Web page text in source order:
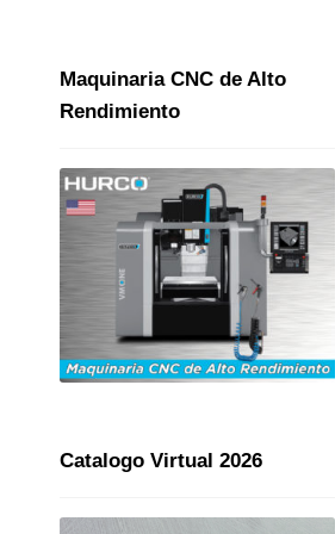
Maquinaria CNC de Alto
Rendimiento
Catalogo Virtual 2026